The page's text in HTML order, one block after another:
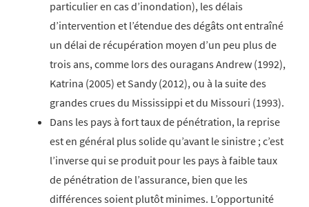
particulier en cas d’inondation), les délais
d’intervention et l’étendue des dégâts ont entraîné
un délai de récupération moyen d’un peu plus de
trois ans, comme lors des ouragans Andrew (1992),
Katrina (2005) et Sandy (2012), ou à la suite des
grandes crues du Mississippi et du Missouri (1993).
Dans les pays à fort taux de pénétration, la reprise
est en général plus solide qu’avant le sinistre ; c’est
l’inverse qui se produit pour les pays à faible taux
de pénétration de l’assurance, bien que les
différences soient plutôt minimes. L’opportunité